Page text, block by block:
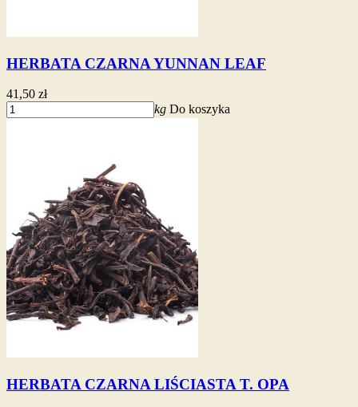
HERBATA CZARNA YUNNAN LEAF
41,50 zł
kg Do koszyka
HERBATA CZARNA LIŚCIASTA T. OPA